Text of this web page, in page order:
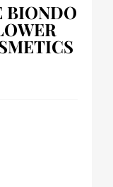
BIONDO